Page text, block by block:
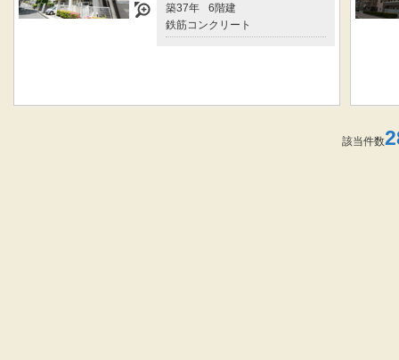
築37年
6階建
鉄筋コンクリート
該当件数